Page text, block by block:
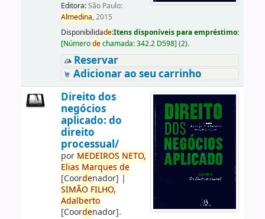
Editora:São Paulo:
Almedina,2015
Disponibilidade:Itens disponíveis para empréstimo:
[Númerodechamada:342.2 D598] (2).
Reservar
Adicionar ao seu carrinho
Direito dos
negócios
aplicado: do
direito
processual/
por MEDEIROS NETO,
Elias Marques de
[Coordenador] |
SIMÃO FILHO,
Adalberto
[Coordenador].